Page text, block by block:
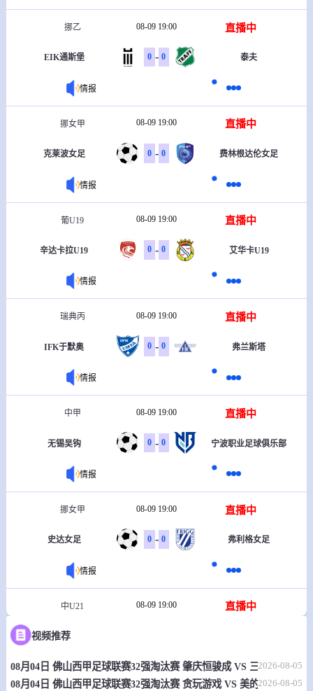
挪乙 08-09 19:00 直播中
EIK通斯堡 0 - 0 泰夫
情报
挪女甲 08-09 19:00 直播中
克莱波女足 0 - 0 费林根达伦女足
情报
葡U19 08-09 19:00 直播中
辛达卡拉U19 0 - 0 艾华卡U19
情报
瑞典丙 08-09 19:00 直播中
IFK于默奥 0 - 0 弗兰斯塔
情报
中甲 08-09 19:00 直播中
无锡吴钩 0 - 0 宁波职业足球俱乐部
情报
挪女甲 08-09 19:00 直播中
史达女足 0 - 0 弗利格女足
情报
中U21 08-09 19:00 直播中
深圳新鹏城U21
情报
视频推荐
08月04日 佛山西甲足球联赛32强淘汰赛 肇庆恒骏成 VS 三七互娱 全
2026-08-05
08月04日 佛山西甲足球联赛32强淘汰赛 贪玩游戏 VS 美的薪火 全场录
2026-08-05